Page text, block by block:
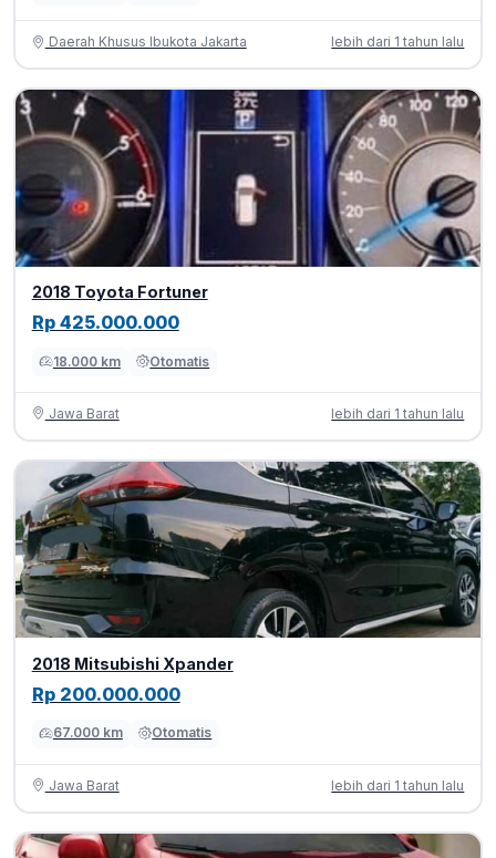
Daerah Khusus Ibukota Jakarta lebih dari 1 tahun lalu
2018 Toyota Fortuner
Rp 425.000.000
18.000 km Otomatis
Jawa Barat lebih dari 1 tahun lalu
2018 Mitsubishi Xpander
Rp 200.000.000
67.000 km Otomatis
Jawa Barat lebih dari 1 tahun lalu